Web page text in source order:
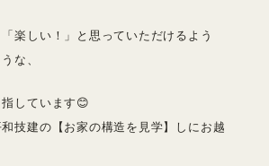
楽しい！」と思っていただけるよう
な、
しています😊
技建の【お家の構造を見学】しにお越